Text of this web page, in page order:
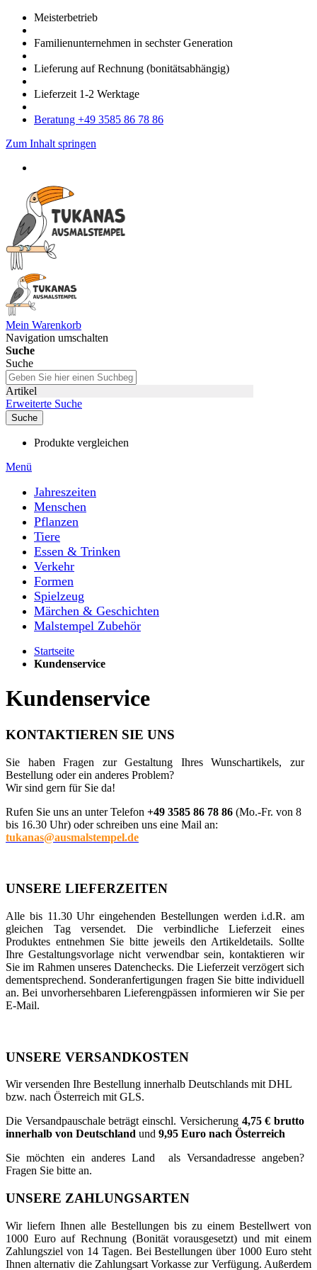
Meister­betrieb
Familien­unter­nehmen in sechster Gene­ration
Lieferung auf Rech­nung (bonitätsabhängig)
Liefer­zeit 1-2 Werk­tage
Bera­tung +49 3585 86 78 86
Zum Inhalt springen
Mein Warenkorb
Navigation umschalten
Suche
Suche
Artikel
Erweiterte Suche
Suche
Produkte vergleichen
Menü
Jahreszeiten
Menschen
Pflanzen
Tiere
Essen & Trinken
Verkehr
Formen
Spielzeug
Märchen & Geschichten
Malstempel Zubehör
Startseite
Kundenservice
Kundenservice
KONTAKTIEREN SIE UNS
Sie haben Fragen zur Gestaltung Ihres Wunschartikels, zur
Bestellung oder ein anderes Problem?
Wir sind gern für Sie da!
Rufen Sie uns an unter Telefon +49 3585 86 78 86 (Mo.-Fr. von 8
bis 16.30 Uhr) oder schreiben uns eine Mail an:
tukanas@ausmalstempel.de
UNSERE LIEFERZEITEN
Alle bis 11.30 Uhr eingehenden Bestellungen werden i.d.R. am
gleichen Tag versendet. Die verbindliche Lieferzeit eines
Produktes entnehmen Sie bitte jeweils den Artikeldetails. Sollte
Ihre Gestaltungsvorlage nicht verwendbar sein, kontaktieren wir
Sie im Rahmen unseres Datenchecks. Die Lieferzeit verzögert sich
dementsprechend. Sonderanfertigungen fragen Sie bitte individuell
an. Bei unvorhersehbaren Lieferengpässen informieren wir Sie per
E-Mail.
UNSERE VERSANDKOSTEN
Wir versenden Ihre Bestellung innerhalb Deutschlands mit DHL
bzw. nach Österreich mit GLS.
Die Versandpauschale beträgt einschl. Versicherung 4,75 € brutto
innerhalb von Deutschland und 9,95 Euro nach Österreich
Sie möchten ein anderes Land als Versandadresse angeben?
Fragen Sie bitte an.
UNSERE ZAHLUNGSARTEN
Wir liefern Ihnen alle Bestellungen bis zu einem Bestellwert von
1000 Euro auf Rechnung (Bonität vorausgesetzt) und mit einem
Zahlungsziel von 14 Tagen. Bei Bestellungen über 1000 Euro steht
Ihnen alternativ die Zahlungsart Vorkasse zur Verfügung. Außerdem